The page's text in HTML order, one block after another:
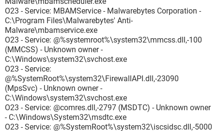
O23 - Service: MBAMService - Malwarebytes Corporation -
C:\Program Files\Malwarebytes' Anti-
Malware\mbamservice.exe
O23 - Service: @%systemroot%\system32\mmcss.dll,-100
(MMCSS) - Unknown owner -
C:\Windows\system32\svchost.exe
O23 - Service:
@%SystemRoot%\system32\FirewallAPI.dll,-23090
(MpsSvc) - Unknown owner -
C:\Windows\system32\svchost.exe
O23 - Service: @comres.dll,-2797 (MSDTC) - Unknown owner
- C:\Windows\System32\msdtc.exe
O23 - Service: @%SystemRoot%\system32\iscsidsc.dll,-5000